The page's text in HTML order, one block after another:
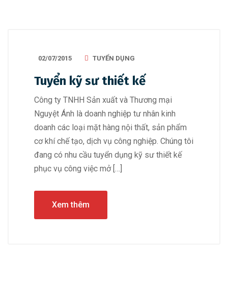
02/07/2015 TUYỂN DỤNG
Tuyển kỹ sư thiết kế
Công ty TNHH Sản xuất và Thương mại
Nguyệt Ánh là doanh nghiệp tư nhân kinh
doanh các loại mặt hàng nội thất, sản phẩm
cơ khí chế tạo, dịch vụ công nghiệp. Chúng tôi
đang có nhu cầu tuyển dụng kỹ sư thiết kế
phục vụ công việc mở […]
Xem thêm